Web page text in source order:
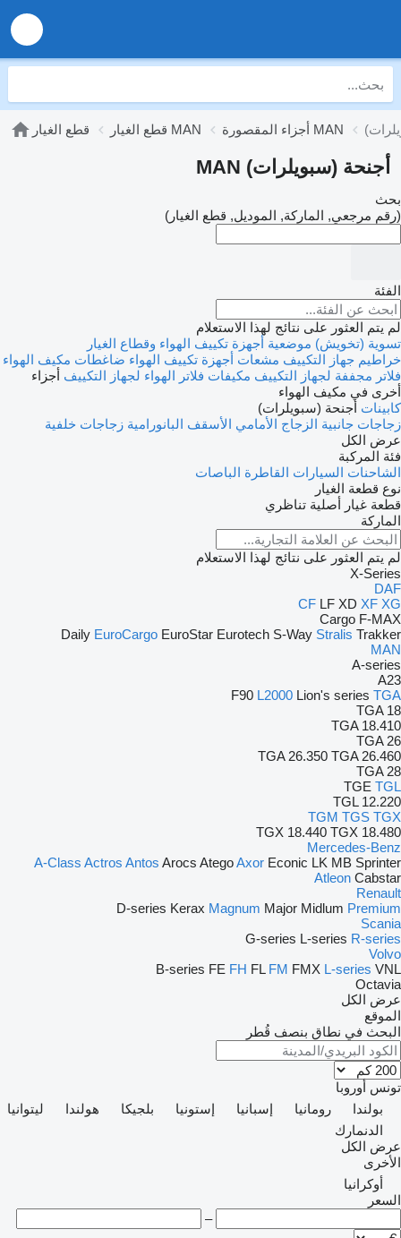
قطع الغيار قطع الغيار MAN أجزاء المقصورة MAN
أجنحة (سبويلرات) MAN
بحث
(رقم مرجعي, الماركة, الموديل, قطع الغيار)
الفئة
لم يتم العثور على نتائج لهذا الاستعلام
تسوية (تخويش) موضعية أجهزة تكييف الهواء وقطاع الغيار
خراطيم جهاز التكييف مشعات أجهزة تكييف الهواء ضاغطات مكيف الهواء
فلاتر مجففة لجهاز التكييف مكيفات فلاتر الهواء لجهاز التكييف أجزاء
أخرى في مكيف الهواء
كابينات أجنحة (سبويلرات)
زجاجات جانبية الزجاج الأمامي الأسقف البانورامية زجاجات خلفية
عرض الكل
فئة المركبة
الشاحنات السيارات القاطرة الباصات
نوع قطعة الغيار
قطعة غيار أصلية تناظري
الماركة
لم يتم العثور على نتائج لهذا الاستعلام
X-Series
DAF
CF LF XD XF XG
Cargo F-MAX
Daily EuroCargo EuroStar Eurotech S-Way Stralis Trakker
MAN
A-series
A23
F90 L2000 Lion's series TGA
TGA 18
TGA 18.410
TGA 26
TGA 26.350 TGA 26.460
TGA 28
TGE TGL
TGL 12.220
TGM TGS TGX
TGX 18.440 TGX 18.480
Mercedes-Benz
A-Class Actros Antos Arocs AtegoAxor Econic LK MB Sprinter
Atleon Cabstar
Renault
D-series Kerax Magnum Major Midlum Premium
Scania
G-series L-series R-series
Volvo
B-series FE FH FL FM FMX L-series VNL
Octavia
عرض الكل
الموقع
البحث في نطاق بنصف قُطر
تونس أوروبا
بولندا
رومانيا إسبانيا إستونيا بلجيكا هولندا
ليتوانيا
الدنمارك
عرض الكل
الأخرى
أوكرانيا
السعر
–